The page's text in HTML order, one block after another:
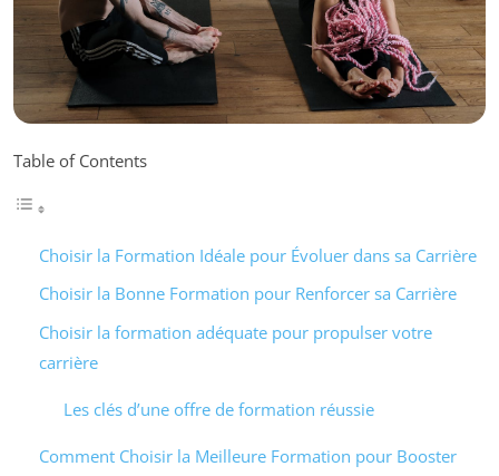
Table of Contents
Choisir la Formation Idéale pour Évoluer dans sa Carrière
Choisir la Bonne Formation pour Renforcer sa Carrière
Choisir la formation adéquate pour propulser votre
carrière
Les clés d’une offre de formation réussie
Comment Choisir la Meilleure Formation pour Booster